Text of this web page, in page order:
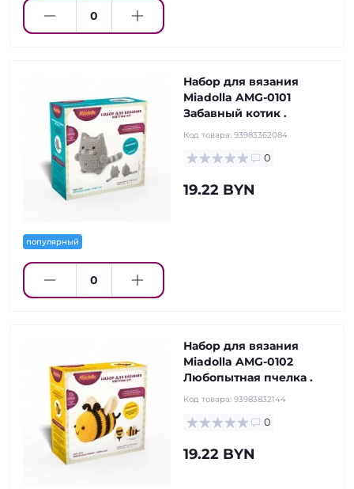
популярный
Набор для вязания
Miadolla AMG-0101
Забавный котик .
Код товара: 93983362084
0
19.22 BYN
Набор для вязания
Miadolla AMG-0102
Любопытная пчелка .
Код товара: 93983832144
0
19.22 BYN